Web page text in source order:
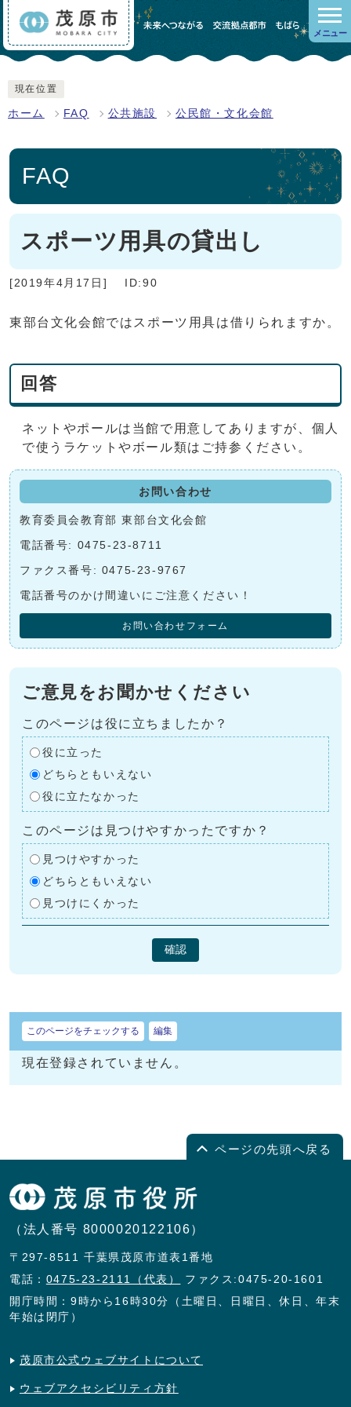
メニュー
現在位置
ホーム FAQ 公共施設 公民館・文化会館
FAQ
スポーツ用具の貸出し
[2019年4月17日] ID:90
東部台文化会館ではスポーツ用具は借りられますか。
回答
ネットやポールは当館で用意してありますが、個人
で使うラケットやボール類はご持参ください。
お問い合わせ
教育委員会教育部 東部台文化会館
電話番号: 0475-23-8711
ファクス番号: 0475-23-9767
電話番号のかけ間違いにご注意ください！
お問い合わせフォーム
ご意見をお聞かせください
このページは役に立ちましたか？
役に立った
どちらともいえない
役に立たなかった
このページは見つけやすかったですか？
見つけやすかった
どちらともいえない
見つけにくかった
確認
このページをチェックする 編集
現在登録されていません。
ページの先頭へ戻る
（法人番号 8000020122106）
〒297-8511 千葉県茂原市道表1番地
電話： 0475-23-2111（代表）
ファクス:0475-20-1601
開庁時間：9時から16時30分（土曜日、日曜日、休日、年末
年始は閉庁）
茂原市公式ウェブサイトについて
ウェブアクセシビリティ方針